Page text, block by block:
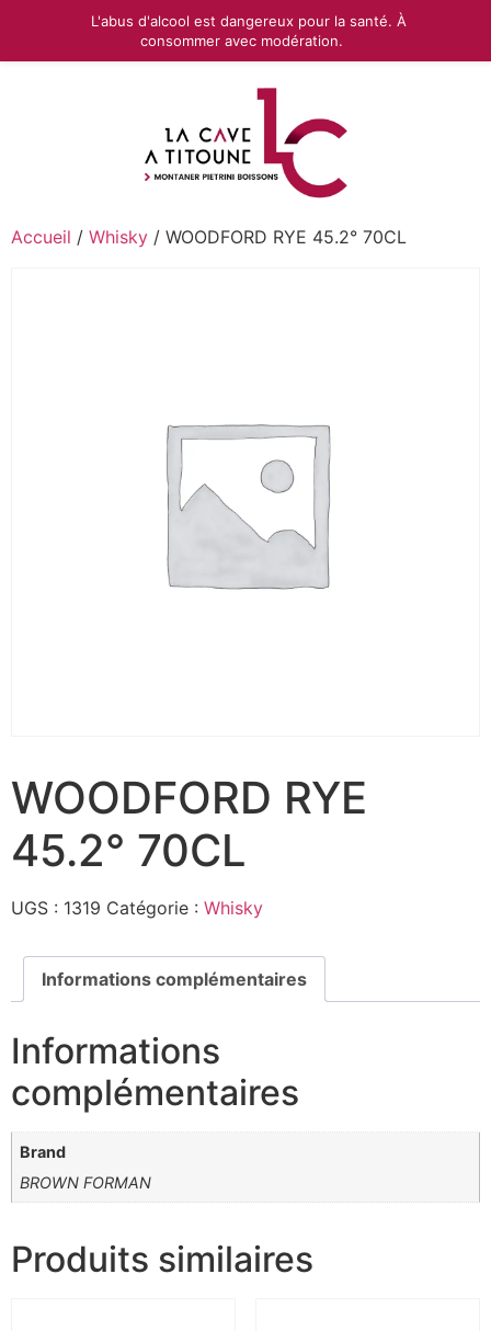
Accueil / Whisky / WOODFORD RYE 45.2° 70CL
WOODFORD RYE
45.2° 70CL
UGS : 1319 Catégorie : Whisky
Informations complémentaires
Informations
complémentaires
Brand
BROWN FORMAN
Produits similaires
L'abus d'alcool est dangereux pour la santé. À
consommer avec modération.